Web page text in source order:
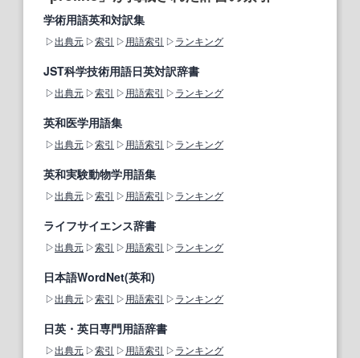
学術用語英和対訳集
出典元 索引 用語索引 ランキング
JST科学技術用語日英対訳辞書
出典元 索引 用語索引 ランキング
英和医学用語集
出典元 索引 用語索引 ランキング
英和実験動物学用語集
出典元 索引 用語索引 ランキング
ライフサイエンス辞書
出典元 索引 用語索引 ランキング
日本語WordNet(英和)
出典元 索引 用語索引 ランキング
日英・英日専門用語辞書
出典元 索引 用語索引 ランキング